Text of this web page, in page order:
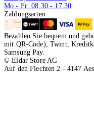
Mo - Fr: 08:30 - 17:30
Zahlungsarten
Bezahlen Sie bequem und
mit QR-Code), Twint,
Samsung Pay.
© Eldar Store AG
Auf den Fiechten 2 - 4147